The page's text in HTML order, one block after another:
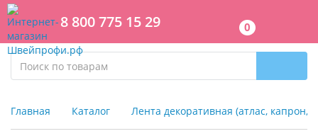
8 800 775 15 29 0
Главная Каталог Лента декоративная (атлас, капрон,